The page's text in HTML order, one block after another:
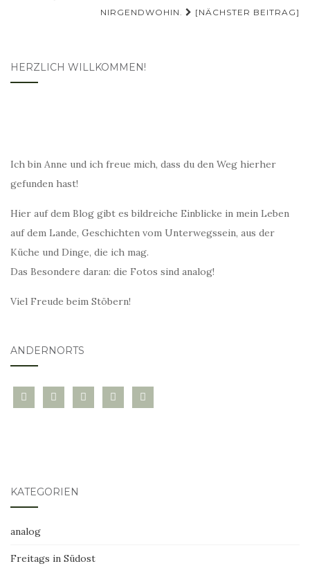
NIRGENDWOHIN.
[NÄCHSTER BEITRAG]
HERZLICH WILLKOMMEN!
Ich bin Anne und ich freue mich, dass du den Weg hierher
gefunden hast!
Hier auf dem Blog gibt es bildreiche Einblicke in mein Leben
auf dem Lande, Geschichten vom Unterwegssein, aus der
Küche und Dinge, die ich mag.
Das Besondere daran: die Fotos sind analog!
Viel Freude beim Stöbern!
ANDERNORTS
bloglovininstagramtwitter pinterest
mail
KATEGORIEN
analog
Freitags in Südost